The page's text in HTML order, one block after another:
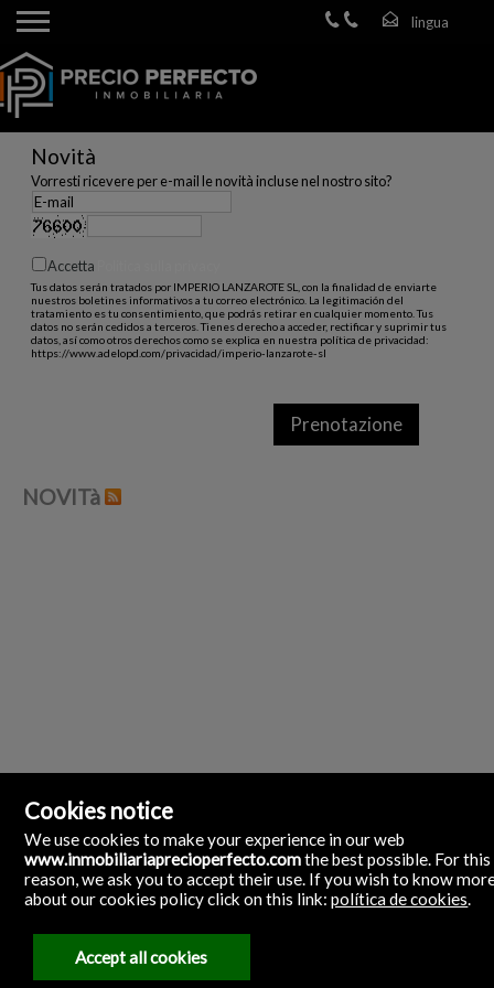
Novità
Vorresti ricevere per e-mail le novità incluse nel nostro sito?
Accetta
Tus datos serán tratados por IMPERIO LANZAROTE SL, con la finalidad de enviarte
nuestros boletines informativos a tu correo electrónico. La legitimación del
tratamiento es tu consentimiento, que podrás retirar en cualquier momento. Tus
datos no serán cedidos a terceros. Tienes derecho a acceder, rectificar y suprimir tus
datos, así como otros derechos como se explica en nuestra política de privacidad:
https://www.adelopd.com/privacidad/imperio-lanzarote-sl
NOVITà
Inmobiliaria Precio Perfecto
35500 Arrecife, Lanzarote, Las Palmas
Spagna
Cookies notice
We use cookies to make your experience in our web
www.inmobiliariaprecioperfecto.comthe best possible. For this
reason, we ask you to accept their use. If you wish to know
about our cookies policy click on this link:política de cookies.
Accept all cookies